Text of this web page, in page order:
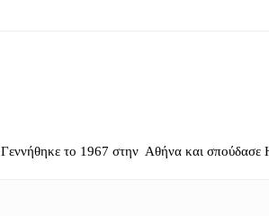
Γεννήθηκε το 1967 στην Αθήνα και σπούδασε